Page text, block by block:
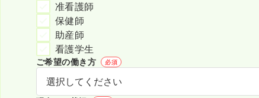
准看護師
保健師
助産師
看護学生
ご希望の働き方 必須